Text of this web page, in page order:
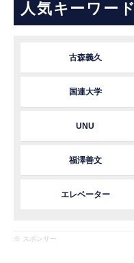
人気キーワード
古森義久
国連大学
UNU
福澤善文
エレベーター
※ スポンサー